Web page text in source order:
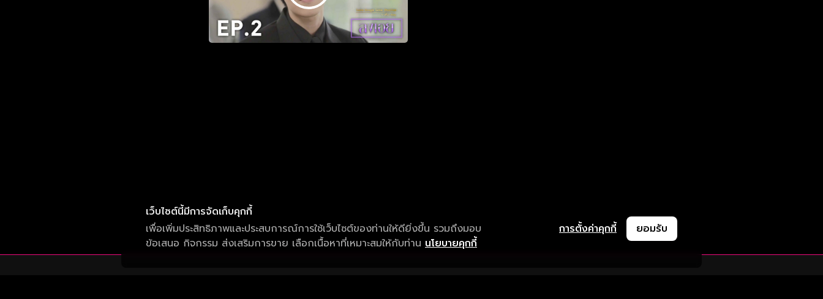
เว็บไซต์นี้มีการจัดเก็บคุกกี้
เพื่อเพิ่มประสิทธิภาพและประสบการณ์การใช้เว็บไซต์ของท่านให้ดียิ่งขึ้น รวมถึงมอบ
ข้อเสนอ กิจกรรม ส่งเสริมการขาย เลือกเนื้อหาที่เหมาะสมให้กับท่าน นโยบายคุกกี้
การตั้งค่าคุกกี้ ยอมรับ